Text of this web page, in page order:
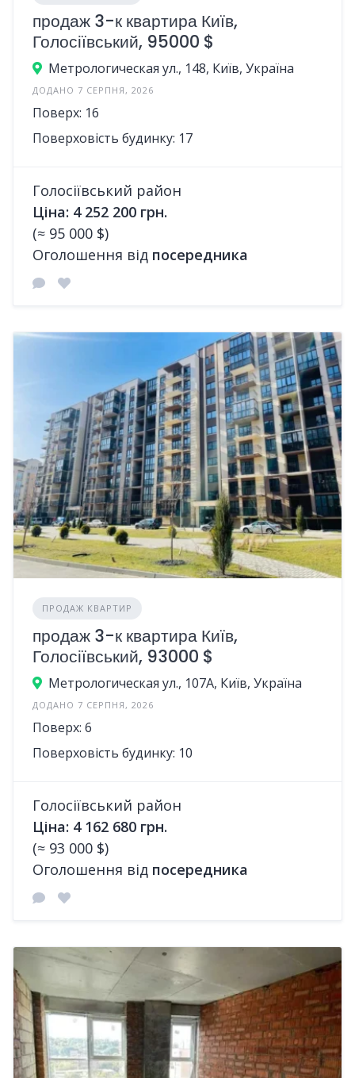
продаж 3-к квартира Київ,
Голосіївський, 95000 $
Метрологическая ул., 148, Київ, Україна
ДОДАНО 7 СЕРПНЯ, 2026
Поверх: 16
Поверховість будинку: 17
Голосіївський район
Ціна: 4 252 200 грн.
(≈ 95 000 $)
Оголошення від посередника
ПРОДАЖ КВАРТИР
продаж 3-к квартира Київ,
Голосіївський, 93000 $
Метрологическая ул., 107А, Київ, Україна
ДОДАНО 7 СЕРПНЯ, 2026
Поверх: 6
Поверховість будинку: 10
Голосіївський район
Ціна: 4 162 680 грн.
(≈ 93 000 $)
Оголошення від посередника